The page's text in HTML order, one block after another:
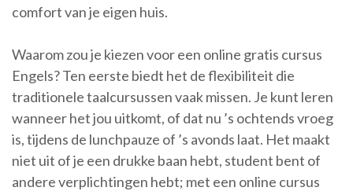
comfort van je eigen huis.
Waarom zou je kiezen voor een online gratis cursus
Engels? Ten eerste biedt het de flexibiliteit die
traditionele taalcursussen vaak missen. Je kunt leren
wanneer het jou uitkomt, of dat nu ’s ochtends vroeg
is, tijdens de lunchpauze of ’s avonds laat. Het maakt
niet uit of je een drukke baan hebt, student bent of
andere verplichtingen hebt; met een online cursus